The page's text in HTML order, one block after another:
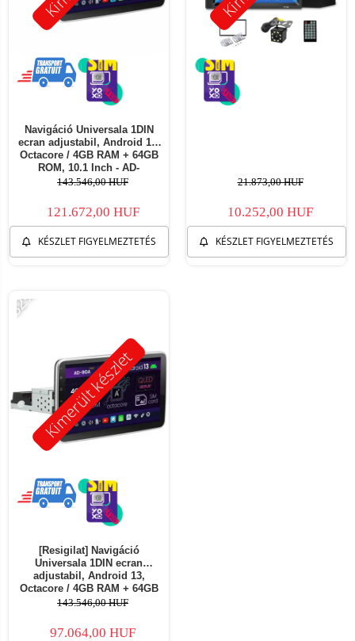
Navigáció Universala 1DIN
ecran adjustabil, Android 13,
Octacore / 4GB RAM + 64GB
ROM, 10.1 Inch - AD-
BGA1001DIN
143.546,00 HUF
121.672,00 HUF
KÉSZLET FIGYELMEZTETÉS
21.873,00 HUF
10.252,00 HUF
KÉSZLET FIGYELMEZTETÉS
Kimerült készlet
-32%
[Resigilat] Navigáció
Universala 1DIN ecran
adjustabil, Android 13,
Octacore / 4GB RAM + 64GB
ROM, 10.1 Inch - AD-
143.546,00 HUF
97.064,00 HUF